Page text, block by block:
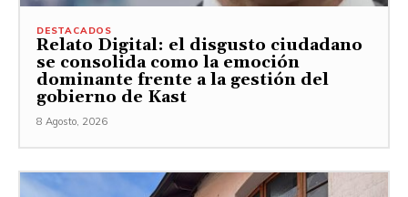
DESTACADOS
Relato Digital: el disgusto ciudadano
se consolida como la emoción
dominante frente a la gestión del
gobierno de Kast
8 Agosto, 2026